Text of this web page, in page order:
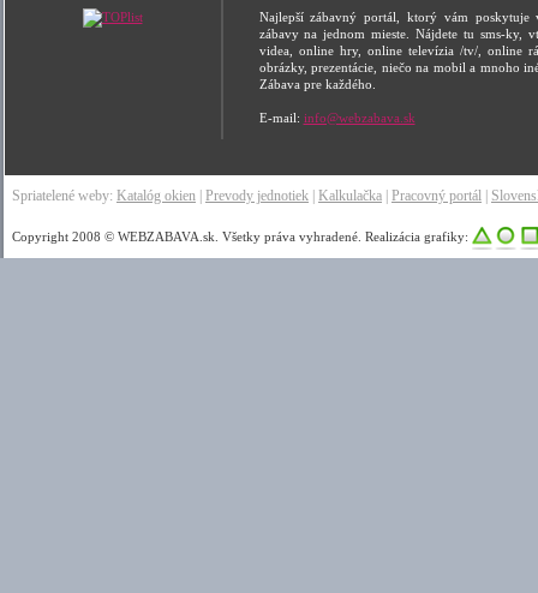
Najlepší zábavný portál, ktorý vám poskytuje
zábavy na jednom mieste. Nájdete tu sms-ky,
videa, online hry, online televízia /tv/, online
obrázky, prezentácie, niečo na mobil a mnoho
Zábava pre každého.
E-mail: info@webzabava.sk
Spriatelené weby: Katalóg okien Prevody jednotiek Kalkulačka Pracovný portál
Copyright 2008 © WEBZABAVA.sk. Všetky práva vyhradené. Realizácia grafiky: